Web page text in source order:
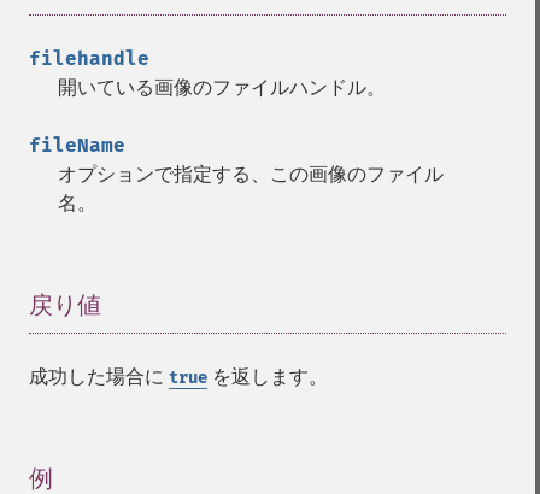
filehandle
開いている画像のファイルハンドル。
fileName
オプションで指定する、この画像のファイル
名。
戻り値
成功した場合に true を返します。
例
chopImage
clampImage
clear
clipImage
clipImagePath
clipPathImage
clutImage
combineImages
commentImage
compareImageChannels
compareImageLayers
_​_​construct